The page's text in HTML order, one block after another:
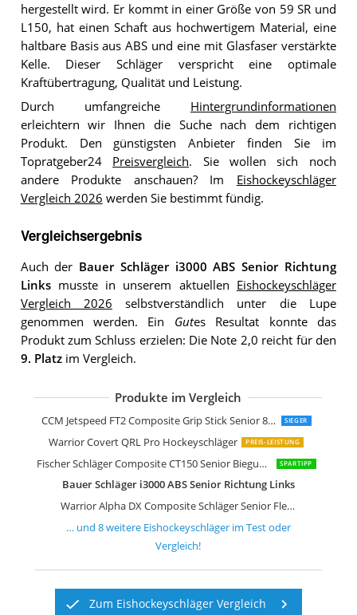
hergestellt wird. Er kommt in einer Größe von 59 SR und
L150, hat einen Schaft aus hochwertigem Material, eine
haltbare Basis aus ABS und eine mit Glasfaser verstärkte
Kelle. Dieser Schläger verspricht eine optimale
Kraftübertragung, Qualität und Leistung.
Durch umfangreiche Hintergrundinformationen
erleichtern wir Ihnen die Suche nach dem richtigen
Produkt. Den günstigsten Anbieter finden Sie im
Topratgeber24 Preisvergleich. Sie wollen sich noch
andere Produkte anschauen? Im Eishockeyschläger
Vergleich 2026 werden Sie bestimmt fündig.
Vergleichsergebnis
Auch der Bauer Schläger i3000 ABS Senior Richtung
Linksmusste in unserem aktuellen Eishockeyschläger
Vergleich 2026 selbstverständlich unter die Lupe
genommen werden. Ein Gutes Resultat konnte das
Produkt zum Schluss erzielen: Die Note 2,0 reicht für den
9. Platzim Vergleich.
Produkte im Vergleich
CCM Jetspeed FT2 Composite Grip Stick Senior 85 Flex SIEGER
Warrior Covert QRL Pro Hockeyschläger PREIS-LEISTUNG
Fischer Schläger Composite CT150 Senior Biegung: 92 HandOrientation SPARTIPP
Bauer Schläger i3000 ABS Senior Richtung Links
Warrior Alpha DX Composite Schläger Senior Flex 85 63'
SULOV Kinder Eishockeyschläger
Vancouver Eishockeyschläger 2000
Instrike 666 ABS Holzschläger Senior
Bauer Supreme S160 Comp Stick
… und 8weitere Eishockeyschlägerim Test oder
Vergleich!
Zum Eishockeyschläger Vergleich